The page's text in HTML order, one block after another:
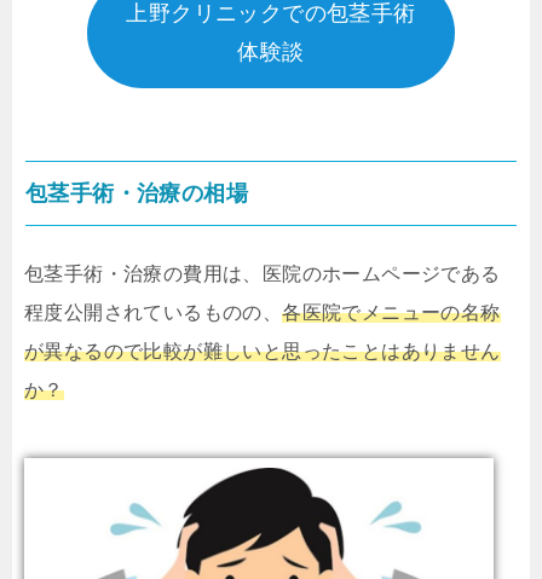
上野クリニックでの包茎手術
体験談
包茎手術・治療の相場
包茎手術・治療の費用は、医院のホームページである
程度公開されているものの、各医院でメニューの名称
が異なるので比較が難しいと思ったことはありません
か？